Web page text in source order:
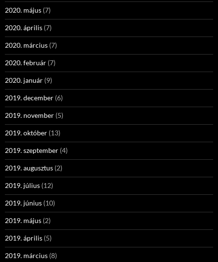
2020. május (7)
2020. április (7)
2020. március (7)
2020. február (7)
2020. január (9)
2019. december (6)
2019. november (5)
2019. október (13)
2019. szeptember (4)
2019. augusztus (2)
2019. július (12)
2019. június (10)
2019. május (2)
2019. április (5)
2019. március (8)